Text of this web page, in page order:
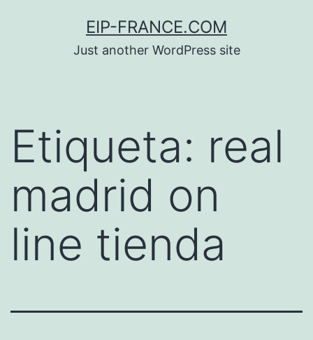
EIP-FRANCE.COM
Just another WordPress site
Etiqueta: real
madrid on
line tienda